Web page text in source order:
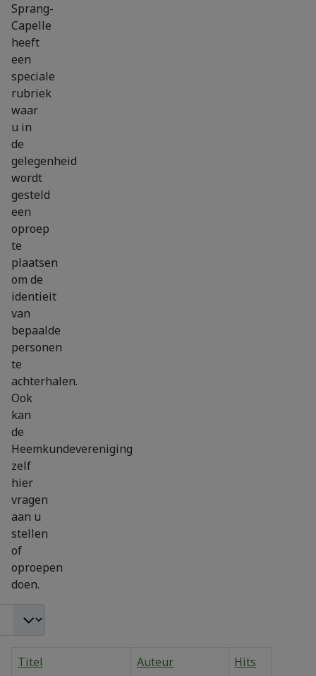
Sprang-
Capelle
heeft
een
speciale
rubriek
waar
u in
de
gelegenheid
wordt
gesteld
een
oproep
te
plaatsen
om de
identieit
van
bepaalde
personen
te
achterhalen.
Ook
kan
de
Heemkundevereniging
zelf
hier
vragen
aan u
stellen
of
oproepen
doen.
Titel Auteur
Hits